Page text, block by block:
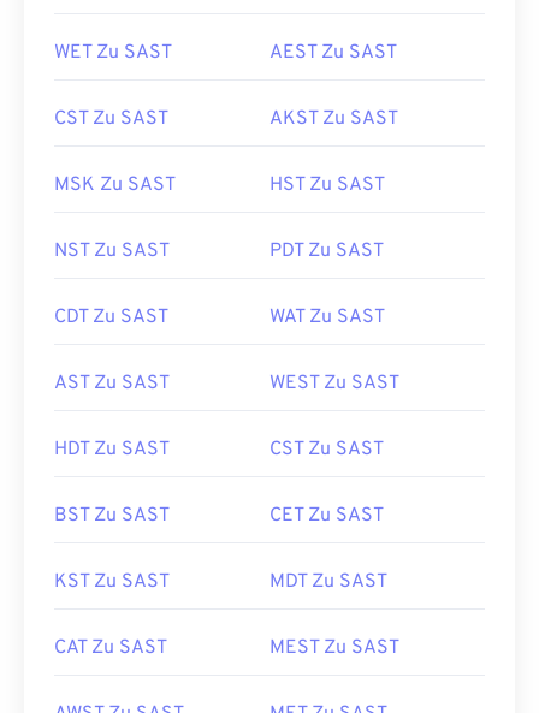
WET Zu SAST AEST Zu SAST
CST Zu SAST AKST Zu SAST
MSK Zu SAST HST Zu SAST
NST Zu SAST PDT Zu SAST
CDT Zu SAST WAT Zu SAST
AST Zu SAST WEST Zu SAST
HDT Zu SAST CST Zu SAST
BST Zu SAST CET Zu SAST
KST Zu SAST MDT Zu SAST
CAT Zu SAST MEST Zu SAST